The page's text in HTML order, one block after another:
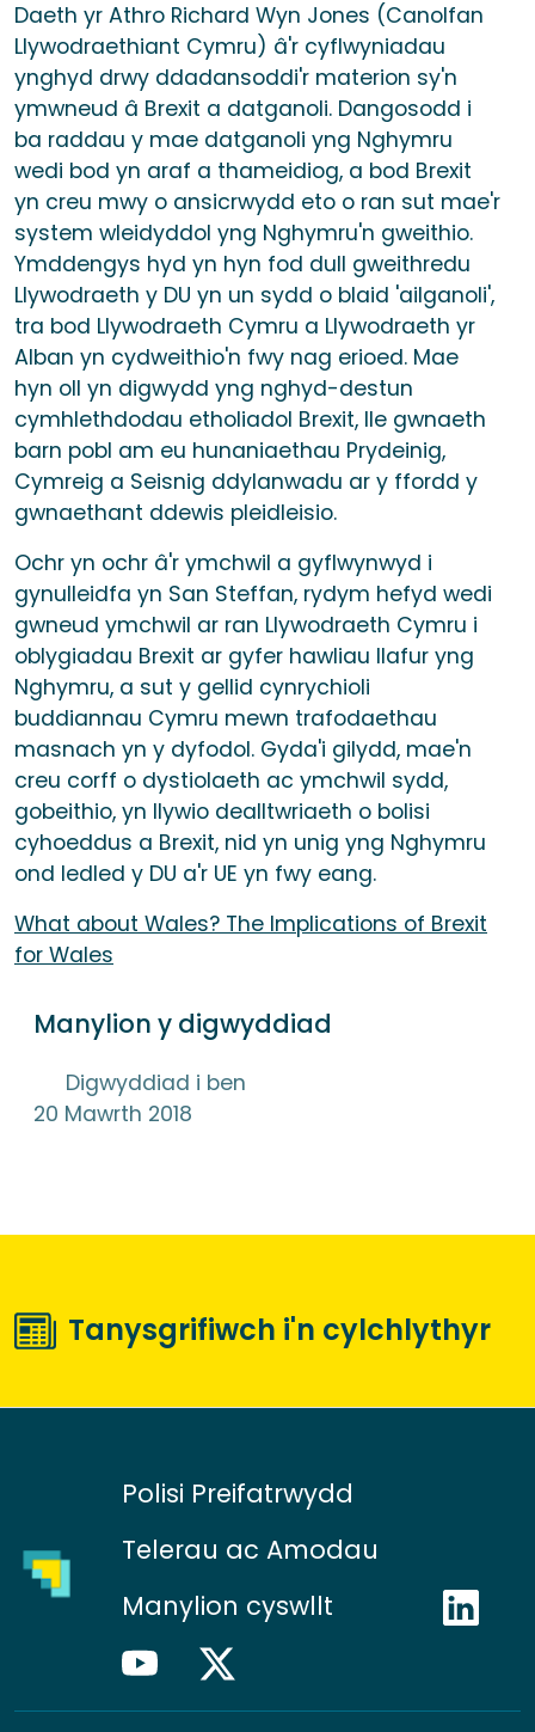
Daeth yr Athro Richard Wyn Jones (Canolfan
Llywodraethiant Cymru) â'r cyflwyniadau
ynghyd drwy ddadansoddi'r materion sy'n
ymwneud â Brexit a datganoli. Dangosodd i
ba raddau y mae datganoli yng Nghymru
wedi bod yn araf a thameidiog, a bod Brexit
yn creu mwy o ansicrwydd eto o ran sut mae'r
system wleidyddol yng Nghymru'n gweithio.
Ymddengys hyd yn hyn fod dull gweithredu
Llywodraeth y DU yn un sydd o blaid 'ailganoli',
tra bod Llywodraeth Cymru a Llywodraeth yr
Alban yn cydweithio'n fwy nag erioed. Mae
hyn oll yn digwydd yng nghyd-destun
cymhlethdodau etholiadol Brexit, lle gwnaeth
barn pobl am eu hunaniaethau Prydeinig,
Cymreig a Seisnig ddylanwadu ar y ffordd y
gwnaethant ddewis pleidleisio.
Ochr yn ochr â'r ymchwil a gyflwynwyd i
gynulleidfa yn San Steffan, rydym hefyd wedi
gwneud ymchwil ar ran Llywodraeth Cymru i
oblygiadau Brexit ar gyfer hawliau llafur yng
Nghymru, a sut y gellid cynrychioli
buddiannau Cymru mewn trafodaethau
masnach yn y dyfodol. Gyda'i gilydd, mae'n
creu corff o dystiolaeth ac ymchwil sydd,
gobeithio, yn llywio dealltwriaeth o bolisi
cyhoeddus a Brexit, nid yn unig yng Nghymru
ond ledled y DU a'r UE yn fwy eang.
What about Wales? The Implications of Brexit
for Wales
Manylion y digwyddiad
Digwyddiad i ben
20 Mawrth 2018
Tanysgrifiwch i'n cylchlythyr
Polisi Preifatrwydd
Telerau ac Amodau
Manylion cyswllt